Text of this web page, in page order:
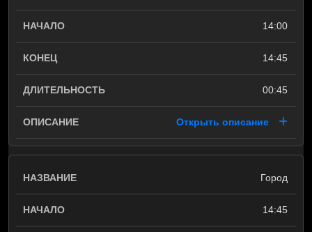
14:00
14:45
00:45
Открыть описание
Город
14:45